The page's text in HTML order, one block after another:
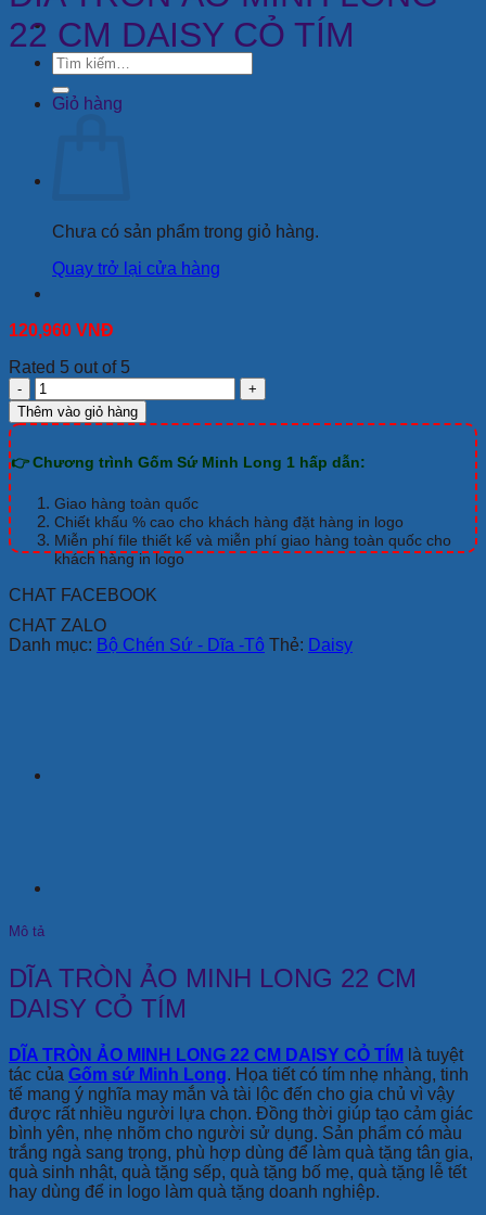
Tìm
kiếm:
Giỏ hàng
Chưa có sản phẩm trong giỏ hàng.
Quay trở lại cửa hàng
22 CM DAISY CỎ TÍM
120,960 VNĐ
Rated 5 out of 5
DĨA
TRÒN
ẢO
LONG
CM
DAISY
CỎ
TÍM
lượng
Thêm vào giỏ hàng
👉 Chương trình Gốm Sứ Minh Long 1 hấp dẫn:
Giao hàng toàn quốc
Chiết khấu % cao cho khách hàng đặt hàng in logo
Miễn phí file thiết kế và miễn phí giao hàng toàn quốc cho
khách hàng in logo
CHAT FACEBOOK
CHAT ZALO
Danh mục: Bộ Chén Sứ - Dĩa -Tô Thẻ: Daisy
Mô tả
DĨA TRÒN ẢO MINH LONG 22 CM
DAISY CỎ TÍM
DĨA TRÒN ẢO MINH LONG 22 CM DAISY CỎ TÍM
là tuyệt
tác của Gốm sứ Minh Long. Họa tiết có tím nhẹ nhàng, tinh
tế mang ý nghĩa may mắn và tài lộc đến cho gia chủ vì vậy
được rất nhiều người lựa chọn. Đồng thời giúp tạo cảm giác
bình yên, nhẹ nhõm cho người sử dụng. Sản phẩm có màu
trắng ngà sang trọng, phù hợp dùng để làm quà tặng tân gia,
quà sinh nhật, quà tặng sếp, quà tặng bố mẹ, quà tặng lễ tết
hay dùng để in logo làm quà tặng doanh nghiệp.